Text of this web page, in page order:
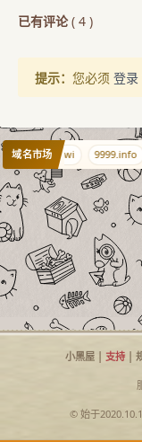
已有评论( 4 )
提示： 您必须 登录
域名市场b.kiwi 9999.info
小黑屋| 支持|
© 始于